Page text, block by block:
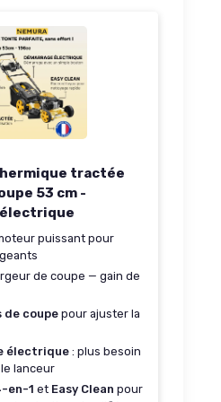
tractée
53 cm -
puissant pour
de coupe — gain de
de coupe pour ajuster la
électrique: plus besoin
lanceur
en-1 et Easy Clean pour